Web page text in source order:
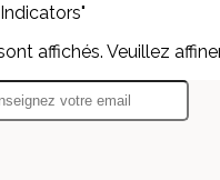
affichés. Veuillez